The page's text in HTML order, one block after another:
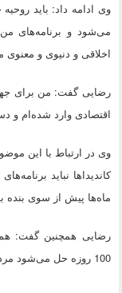
وی ادامه داد: باید
می‌شود و برنامه‌های
اخلاقی و دنیوی و
رضایی گفت: من برای
اقتصادی وارد شده‌ام و
وی در ارتباط با این
کاندیداها نباید
ماه‌ها پیش از سوی
رضایی همچنین گفت:
100 روزه حل می‌شود مردم را سرکار گذاشت.